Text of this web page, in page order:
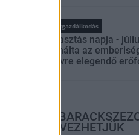
vízgazdálkodás
Túlfogyasztás napja -
felhasználta az
egész évre elegendő
AZ
ÉLVEZHETJÜK